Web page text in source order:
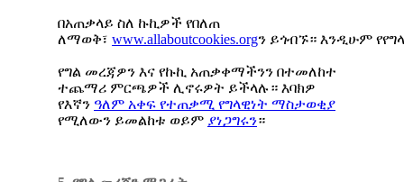
በአጠቃላይ ስለ ኩኪዎች የበለጠ
ለማወቅ፣ www.allaboutcookies.orgን ይጎብኙ። እንዲሁም
የግል መረጃዎን እና የኩኪ አጠቃቀማችንን በተመለከተ
ተጨማሪ ምርጫዎች ሊኖሩዎት ይችላሉ። እባክዎ
የእኛን ዓለም አቀፍ የተጠቃሚ የግላዊነት ማስታወቂያ
የሚለውን ይመልከቱ ወይም ያነጋግሩን።